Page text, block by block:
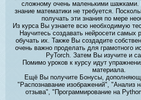
сложному очень маленькими шажками.
знание математики не требуется.
получать эти знания по мере
Из курса Вы узнаете всю необходимую
Научитесь создавать нейросети самых
обучать их. Также Вы создадите
очень важно проделать для грамотного
PyTorch. Затем Вы изучите и
Помимо уроков к курсу идут
материала.
Ещё Вы получите Бонусы,
"Распознавание изображений", "Анализ
отзыва", "Программирование на